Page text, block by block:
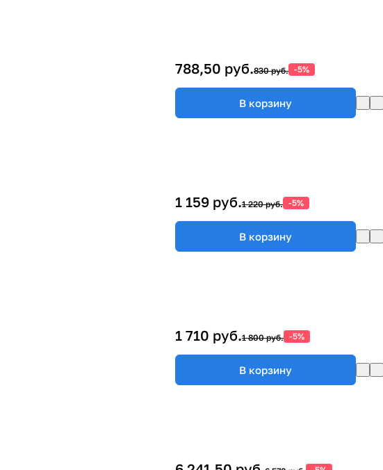
788,50 руб.830 руб. -5%
В корзину
1 159 руб.1 220 руб. -5%
В корзину
1 710 руб.1 800 руб. -5%
В корзину